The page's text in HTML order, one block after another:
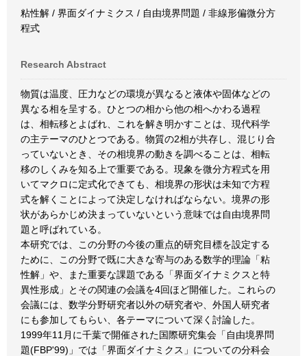
粘性解 / 界面ダイナミクス / 自由境界問題 / 非線形偏微分方
程式
Research Abstract
物質は温度、圧力などの環境が異なると液体や固体などの
異なる相を呈する。ひとつの相から他の相へかわる過程
は、相転移とよばれ、これを解き明かすことは、現代科学
の主テーマのひとつである。物質の2相が共存し、混じり合
っていないとき、その相境界の動きを調べることは、相転
移のしくみを知る上で重要である。現象を微分方程式を用
いてマクロに定式化できても、相境界の形状は未知で方程
式を解くことによって決定しなければならない。境界の形
状があらかじめ決まっていないという意味では自由境界問
題と呼ばれている。
本研究では、この分野の今後の重点的研究目標を設定する
ために、この分野で既に大きな寄与のある数学的理論「粘
性解」や、また重要な課題である「界面ダイナミクスと特
異性形成」とその関連の会議を4回ほど開催した。これらの
会議には、数学分野研究者以外の研究者や、外国人研究者
にも参加してもらい、各テーマについて深く討論した。
1999年11月に千葉で開催された国際研究集会「自由境界問
題(FBP'99)」では「界面ダイナミクス」についての分科会